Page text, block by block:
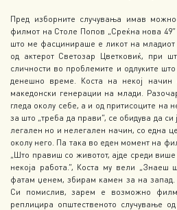
Пред изборните случувања имав
филмот на Столе Попов „Среќна нова
што ме фасцинираше е ликот на младиот
од актерот Светозар Цветковиќ, при
сличности во проблемите и одлуките
денешно време. Коста на некој начин
македонски генерации на млади.
гледа околу себе, а и од притисоците на
за што „треба да прави“, се обидува да си
легален но и нелегален начин, со една
околу него. Па така во еден момент на
„Што правиш со животот, ајде среди
некоја работа.“, Коста му вели
фатам џенем, збирам камен за на
Си помислив, зарем е возможно
реплицира општественото случување